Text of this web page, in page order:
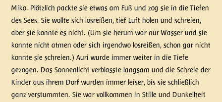
Miko. Plötzlich packte sie etwas am Fuß und zog sie in die Tiefen
des Sees. Sie wollte sich losreißen, tief Luft holen und schreien,
aber sie konnte es nicht. (Um sie herum war nur Wasser und sie
konnte nicht atmen oder sich irgendwo losreißen, schon gar nicht
konnte sie schreien.) Auri wurde immer weiter in die Tiefe
gezogen. Das Sonnenlicht verblasste langsam und die Schreie der
Kinder aus ihrem Dorf wurden immer leiser, bis sie schließlich
ganz verstummten. Sie war vollkommen in Stille und Dunkelheit